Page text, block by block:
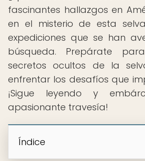
fascinantes hallazgos en
en el misterio de esta
expediciones que se han
búsqueda. Prepárate
secretos ocultos de la
enfrentar los desafíos que
¡Sigue leyendo y
apasionante travesía!
Índice